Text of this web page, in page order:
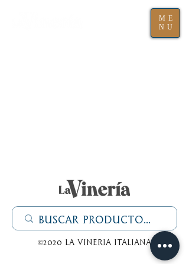
ME
NU
©2020 La Vineria italiana